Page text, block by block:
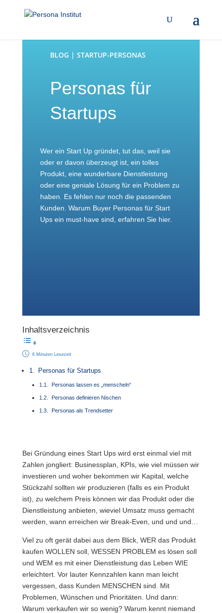
BLOG | STARTUP-PERSONAS
Personas für
Startups
Wer ein Start Up gründet, tut das, weil sie
oder er davon überzeugt ist, ein tolles
Produkt, eine wunderbare Dienstleistung
oder eine geniale Lösung für ein Problem zu
haben. Es fehlen nur noch die passenden
Kunden. Warum Buyer Personas für Start
Ups ein must-have sind, erfahren Sie hier.
Inhaltsverzeichnis
6 Minuten Lesezeit
Personas für Startups
Personas lassen es „menscheln“
Personas definieren Nischen
Personas als Trendsetter
Bei Gründung eines Start Ups wird erst einmal viel mit
Zahlen jongliert: Businessplan, KPIs, wie viel müssen wir
investieren und woher bekommen wir Kapital, welche
Stückzahl sollten wir produzieren (falls es ein Produkt
ist), zu welchem Preis können wir das Produkt oder die
Dienstleistung anbieten, wieviel Umsatz muss gemacht
werden, wann erreichen wir Break-Even, und und und…
Viel zu oft gerät dabei aus dem Blick, WER das Produkt
kaufen WOLLEN soll, WESSEN PROBLEM es lösen soll
und WEM es mit einer Dienstleistung das Leben WIE
erleichtert. Vor lauter Kennzahlen kann man leicht
vergessen, dass Kunden MENSCHEN sind. Mit
Problemen, Wünschen und Prioritäten. Und dann:
Warum verkaufen wir so wenig? Warum kennt niemand